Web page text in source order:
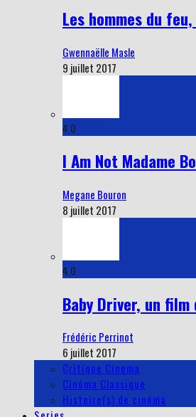
Les hommes du
Gwennaëlle Masle
9 juillet 2017
4.0
I Am Not Madame
Megane Bouron
8 juillet 2017
4.0
Baby Driver, un
Frédéric Perrinot
6 juillet 2017
Critique Cinema
Cinéma Classique
Histoire(s) de cinéma